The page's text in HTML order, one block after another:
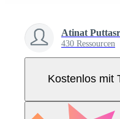
Atinat
430 Ressourcen
Kostenlos mit